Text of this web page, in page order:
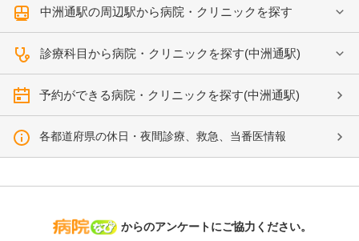
中洲通駅の周辺駅から病院・クリニックを探す
診療科目から病院・クリニックを探す(中洲通駅)
予約ができる病院・クリニックを探す(中洲通駅)
各都道府県の休日・夜間診療、救急、当番医情報
病院なび
からのアンケートにご協力ください。